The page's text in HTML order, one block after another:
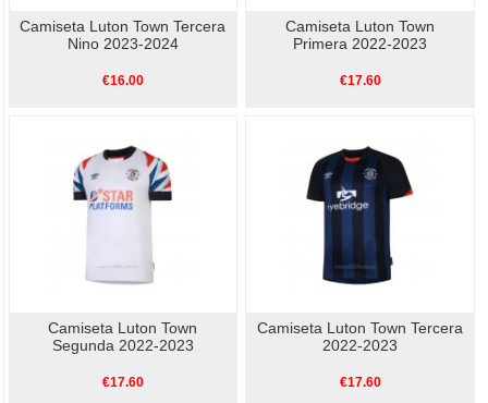
Camiseta Luton Town Tercera
Nino 2023-2024
€16.00
Camiseta Luton Town
Primera 2022-2023
€17.60
Camiseta Luton Town
Segunda 2022-2023
€17.60
Camiseta Luton Town Tercera
2022-2023
€17.60